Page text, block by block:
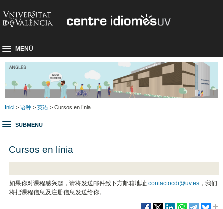
MENÚ
Inici > 语种 > 英语 > Cursos en línia
SUBMENU
Cursos en línia
如果你对课程感兴趣，请将发送邮件致下方邮箱地址contactocdi@uv.es ，我们
将把课程信息及注册信息发送给你。